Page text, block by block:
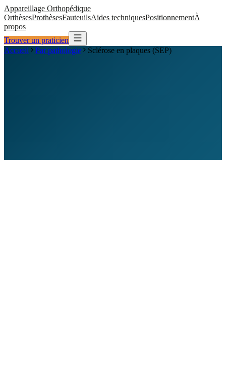
Appareillage Orthopédique
OrthèsesProthèsesFauteuilsAides techniquesPositionnementÀ
propos
Trouver un praticien
Accueil
Par pathologie Sclérose en plaques (SEP)